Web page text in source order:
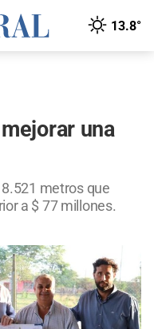
13.8°
una
metros que
a $ 77 millones.